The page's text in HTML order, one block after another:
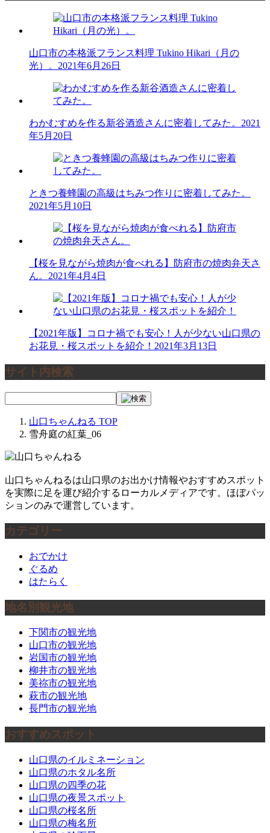
山口市の本格派フランス料理 Tukino Hikari（月の
光）。 2021年6月26日
わかむすめを作る新谷酒造さんに密着してみた。 2021
年5月20日
ときつ養蜂園の高級はちみつ作りに密着してみた。
2021年5月10日
【桜を見ながら焼肉が食べれる】防府市の焼肉弁天さ
ん。 2021年4月4日
【2021年版】コロナ禍でも安心！人が少ない山口県の
お花見・桜スポットを紹介！ 2021年3月13日
サイト内検索
山口ちゃんねる TOP
雪舟庭の紅葉_06
山口ちゃんねるは山口県のお出かけ情報やおすすめスポット
を実際に足を運び紹介するローカルメディアです。ほぼパッ
ションのみで運営しています。
カテゴリー
おでかけ
ぐるめ
はたらく
地名別観光地
下関市の観光地
山口市の観光地
岩国市の観光地
柳井市の観光地
美祢市の観光地
萩市の観光地
長門市の観光地
おすすめスポット
山口県のイルミネーション
山口県のホタル名所
山口県の四季の花
山口県の夜景スポット
山口県の桜名所
山口県の梅名所